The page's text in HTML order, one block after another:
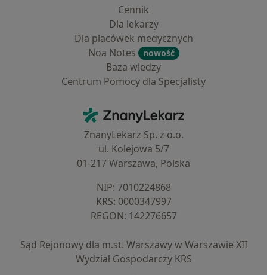
Cennik
Dla lekarzy
Dla placówek medycznych
Noa Notes
nowość
Baza wiedzy
Centrum Pomocy dla Specjalisty
ZnanyLekarz - Strona główna
ZnanyLekarz Sp. z o.o.
ul. Kolejowa 5/7
01-217 Warszawa, Polska
NIP: ⁠7010224868
KRS: ⁠0000347997
REGON: ⁠142276657
Sąd Rejonowy dla m.st. Warszawy w Warszawie XII
Wydział Gospodarczy KRS